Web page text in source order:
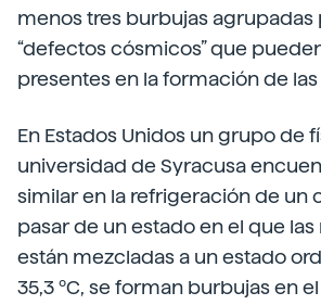
menos tres burbujas
“defectos cósmicos” que
presentes en la formación de las
En Estados Unidos un grupo de
universidad de Syracusa
similar en la refrigeración de un
pasar de un estado en el que
están mezcladas a un estado
35,3 ºC, se forman burbujas en